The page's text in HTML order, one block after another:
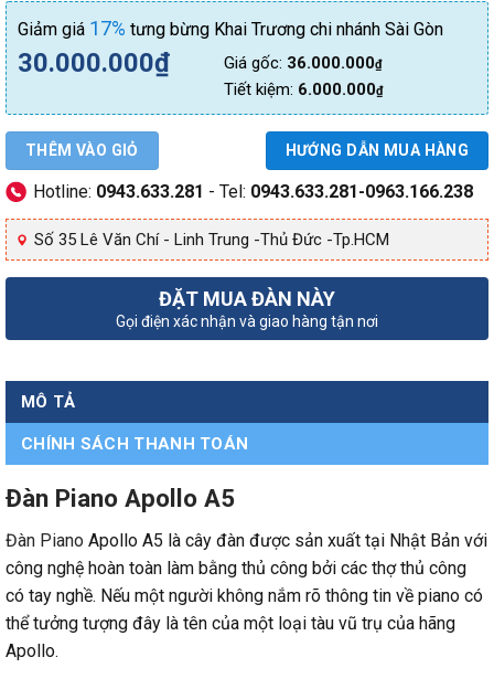
Giảm giá 17% tưng bừng Khai Trương chi nhánh Sài Gòn
30.000.000₫ Giá gốc: 36.000.000₫
Tiết kiệm: 6.000.000₫
THÊM VÀO GIỎ HƯỚNG DẪN MUA HÀNG
Hotline: 0943.633.281 - Tel: 0943.633.281-0963.166.238
Số 35 Lê Văn Chí - Linh Trung -Thủ Đức -Tp.HCM
ĐẶT MUA ĐÀN NÀY
Gọi điện xác nhận và giao hàng tận nơi
MÔ TẢ
CHÍNH SÁCH THANH TOÁN
Đàn Piano Apollo A5
Đàn Piano Apollo A5 là cây đàn được sản xuất tại Nhật Bản với
công nghệ hoàn toàn làm bằng thủ công bởi các thợ thủ công
có tay nghề. Nếu một người không nắm rõ thông tin về piano có
thể tưởng tượng đây là tên của một loại tàu vũ trụ của hãng
Apollo.